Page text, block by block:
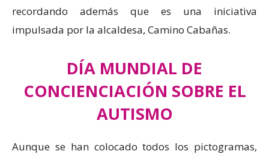
recordando además que es una iniciativa
impulsada por la alcaldesa, Camino Cabañas.
DÍA MUNDIAL DE
CONCIENCIACIÓN SOBRE EL
AUTISMO
Aunque se han colocado todos los pictogramas,